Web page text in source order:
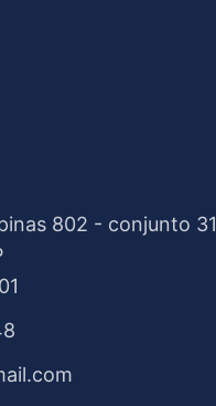
802 - conjunto 31